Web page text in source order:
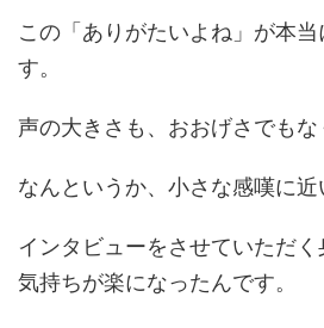
この「ありがたいよね」が本
す。
声の大きさも、おおげさでも
なんというか、小さな感嘆に近
インタビューをさせていただ
気持ちが楽になったんです。